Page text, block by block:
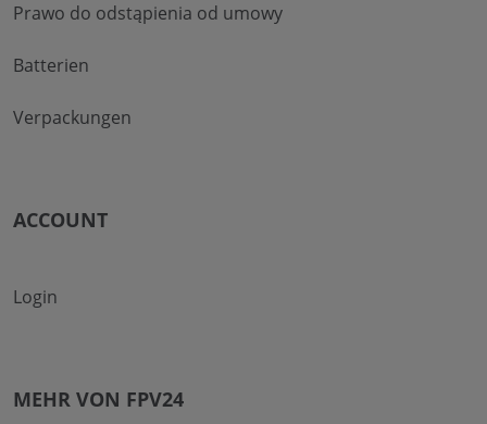
Prawo do odstąpienia od umowy
Batterien
Verpackungen
ACCOUNT
Login
MEHR VON FPV24